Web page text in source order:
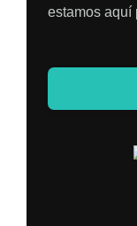
estamos aquí